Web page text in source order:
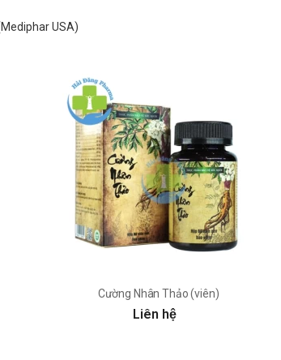
USA)
Cường Nhân Thảo (viên)
Liên hệ